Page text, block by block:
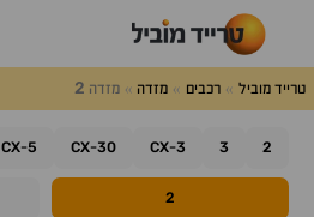
טרייד מוביל רכבים מזדה מזדה 2
2
3
CX-3
CX-30
CX-5
2